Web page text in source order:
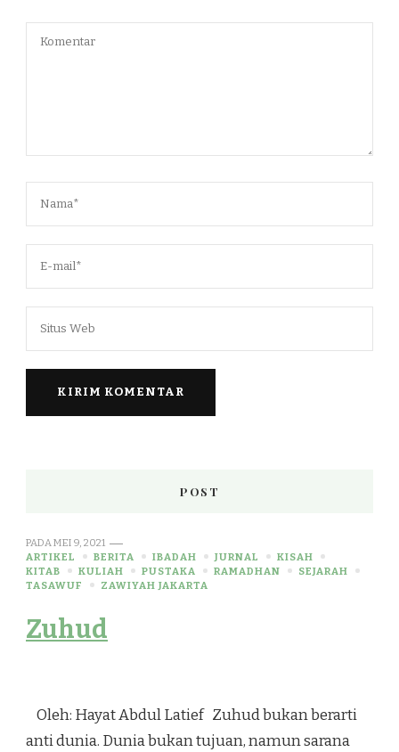
POST
PADAMEI 9, 2021
ARTIKEL
BERITA IBADAH JURNAL
KISAH
KITAB
KULIAH PUSTAKA RAMADHAN
SEJARAH
TASAWUF
ZAWIYAH JAKARTA
Zuhud
Oleh: Hayat Abdul Latief Zuhud bukan berarti
anti dunia. Dunia bukan tujuan, namun sarana